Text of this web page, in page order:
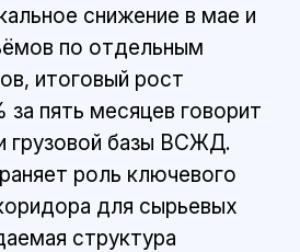
снижение в мае и
по отдельным
итоговый рост
за пять месяцев говорит
грузовой базы ВСЖД.
роль ключевого
для сырьевых
структура